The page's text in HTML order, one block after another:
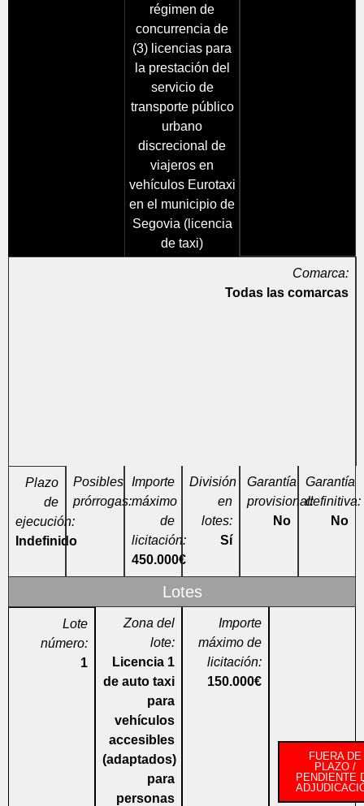
régimen de
concurrencia de
(3) licencias para
la prestación del
servicio de
transporte público
urbano
discrecional de
viajeros en
vehículos Eurotaxi
en el municipio de
Segovia (licencia
de taxi)
Comarca:
Todas las comarcas
Plazo
de
ejecución:
Indefinido
Posibles
prórrogas:
Importe
máximo
de
licitación:
450.000€
División
en
lotes:
Sí
Garantía
provisional:
No
Garantía
definitiva:
No
Lotes
Lote
número:
1
Zona del
lote:
Licencia 1
de auto taxi
para
vehículos
accesibles
(adaptados)
para
personas
Importe
máximo de
licitación:
150.000€
FUERA DE
PLAZO /
PENDIENTE